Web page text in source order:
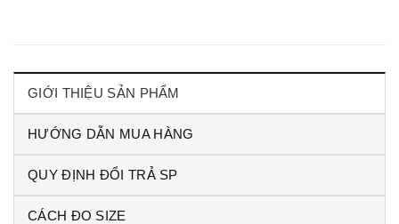
GIỚI THIỆU SẢN PHẨM
HƯỚNG DẪN MUA HÀNG
QUY ĐỊNH ĐỔI TRẢ SP
CÁCH ĐO SIZE